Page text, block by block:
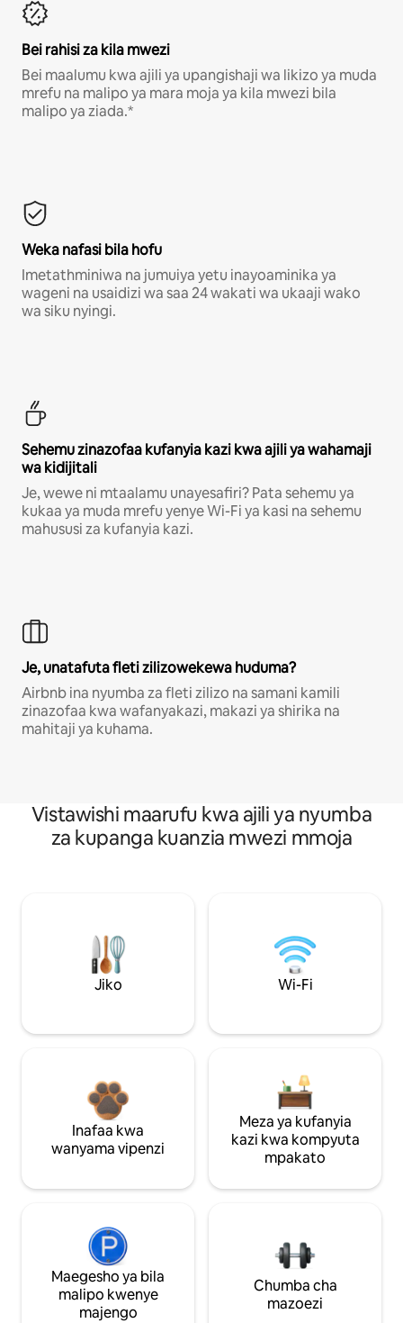
Bei rahisi za kila mwezi
Bei maalumu kwa ajili ya upangishaji wa likizo ya muda
mrefu na malipo ya mara moja ya kila mwezi bila
malipo ya ziada.*
Weka nafasi bila hofu
Imetathminiwa na jumuiya yetu inayoaminika ya
wageni na usaidizi wa saa 24 wakati wa ukaaji wako
wa siku nyingi.
Sehemu zinazofaa kufanyia kazi kwa ajili ya wahamaji
wa kidijitali
Je, wewe ni mtaalamu unayesafiri? Pata sehemu ya
kukaa ya muda mrefu yenye Wi-Fi ya kasi na sehemu
mahususi za kufanyia kazi.
Je, unatafuta fleti zilizowekewa huduma?
Airbnb ina nyumba za fleti zilizo na samani kamili
zinazofaa kwa wafanyakazi, makazi ya shirika na
mahitaji ya kuhama.
Vistawishi maarufu kwa ajili ya nyumba
za kupanga kuanzia mwezi mmoja
Jiko Wi-Fi
Inafaa kwa
wanyama vipenzi
Meza ya kufanyia
kazi kwa kompyuta
mpakato
Maegesho ya bila
malipo kwenye
majengo
Chumba cha
mazoezi